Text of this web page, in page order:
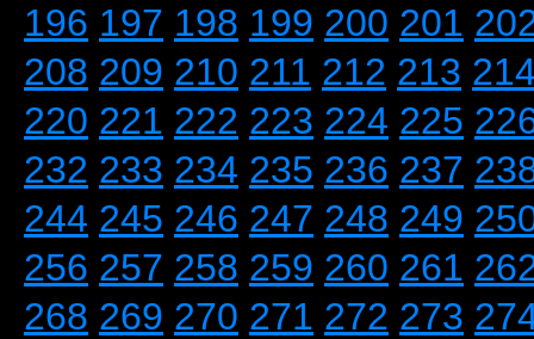
196 197 198 199 200 201
208 209 210 211 212 213
220 221 222 223 224 225
232 233 234 235 236 237
244 245 246 247 248 249
256 257 258 259 260 261
268 269 270 271 272 273